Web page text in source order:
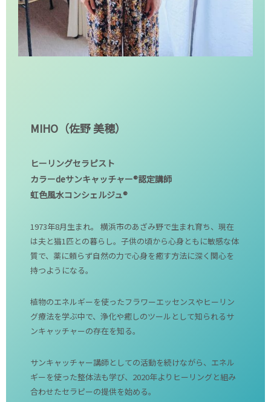
MIHO（佐野 美穂）
ヒーリングセラピスト
カラーdeサンキャッチャー®認定講師
虹色風水コンシェルジュ®
1973年8月生まれ。 横浜市のあざみ野で生まれ育ち、現在
は夫と猫1匹との暮らし。子供の頃から心身ともに敏感な体
質で、薬に頼らず自然の力で心身を癒す方法に深く関心を
持つようになる。
植物のエネルギーを使ったフラワーエッセンスやヒーリン
グ療法を学ぶ中で、浄化や癒しのツールとして知られるサ
ンキャッチャーの存在を知る。
サンキャッチャー講師としての活動を続けながら、エネル
ギーを使った整体法も学び、2020年よりヒーリングと組み
合わせたセラピーの提供を始める。